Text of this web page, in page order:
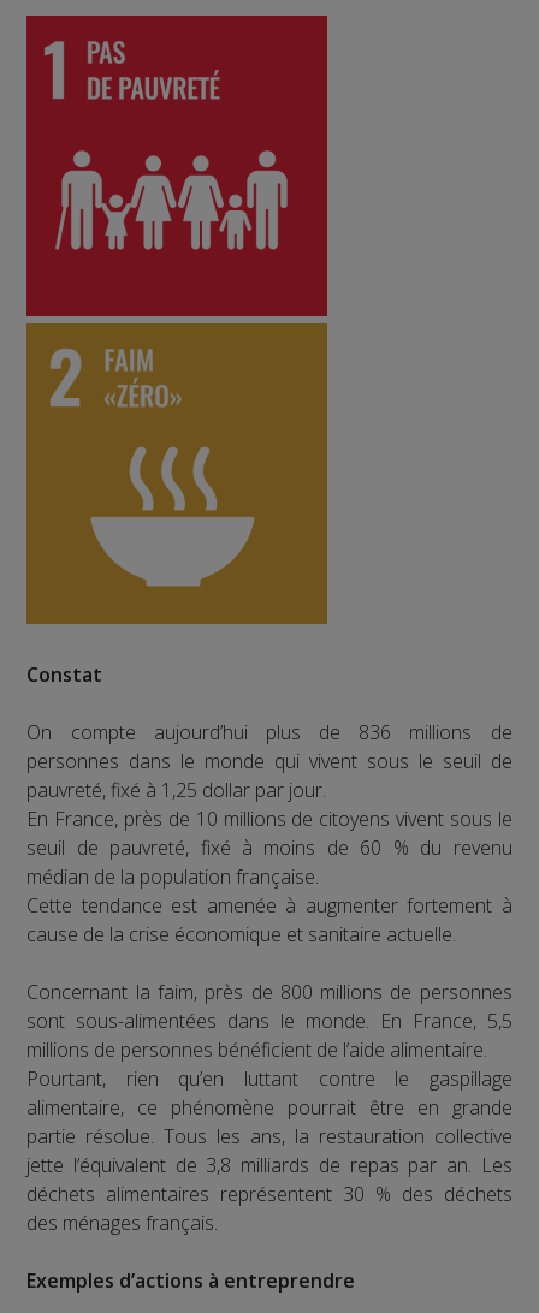
Constat
On compte aujourd’hui plus de 836 millions de
personnes dans le monde qui vivent sous le seuil de
pauvreté, fixé à 1,25 dollar par jour.
En France, près de 10 millions de citoyens vivent sous le
seuil de pauvreté, fixé à moins de 60 % du revenu
médian de la population française.
Cette tendance est amenée à augmenter fortement à
cause de la crise économique et sanitaire actuelle.
Concernant la faim, près de 800 millions de personnes
sont sous-alimentées dans le monde. En France, 5,5
millions de personnes bénéficient de l’aide alimentaire.
Pourtant, rien qu’en luttant contre le gaspillage
alimentaire, ce phénomène pourrait être en grande
partie résolue. Tous les ans, la restauration collective
jette l’équivalent de 3,8 milliards de repas par an. Les
déchets alimentaires représentent 30 % des déchets
des ménages français.
Exemples d’actions à entreprendre